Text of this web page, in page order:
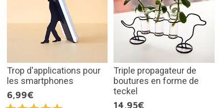
Trop d'applications pour
les smartphones
6,99€
Triple propagateur de
boutures en forme de
teckel
14,95€